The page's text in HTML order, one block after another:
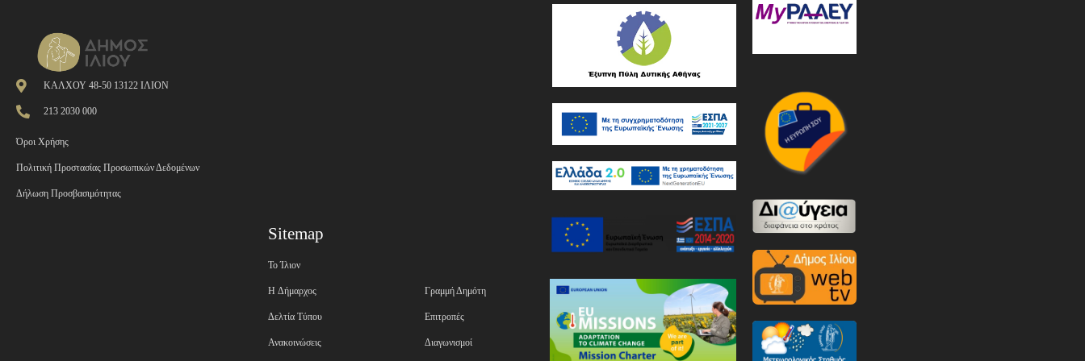
ΚΑΛΧΟΥ 48-50 13122 ΙΛΙΟΝ
213 2030 000
Όροι Χρήσης
Πολιτική Προστασίας Προσωπικών Δεδομένων
Δήλωση Προσβασιμότητας
Sitemap
Το Ίλιον
H Δήμαρχος
Δελτία Τύπου
Ανακοινώσεις
Γραμμή Δημότη
Επιτροπές
Διαγωνισμοί